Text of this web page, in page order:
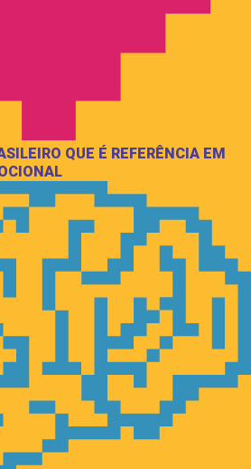
QUE É REFERÊNCIA EM